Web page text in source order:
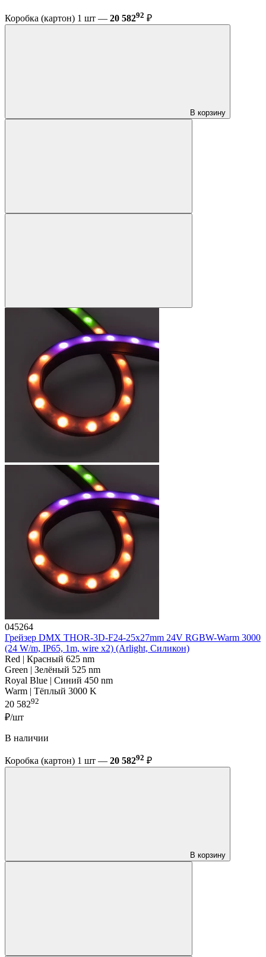
Коробка (картон) 1 шт — 20 58292 ₽
В корзину
045264
Грейзер DMX THOR-3D-F24-25x27mm 24V RGBW-Warm 3000
(24 W/m, IP65, 1m, wire x2) (Arlight, Силикон)
Red | Красный 625 nm
Green | Зелёный 525 nm
Royal Blue | Синий 450 nm
Warm | Тёплый 3000 K
20 58292
₽/шт
В наличии
Коробка (картон) 1 шт — 20 58292 ₽
В корзину